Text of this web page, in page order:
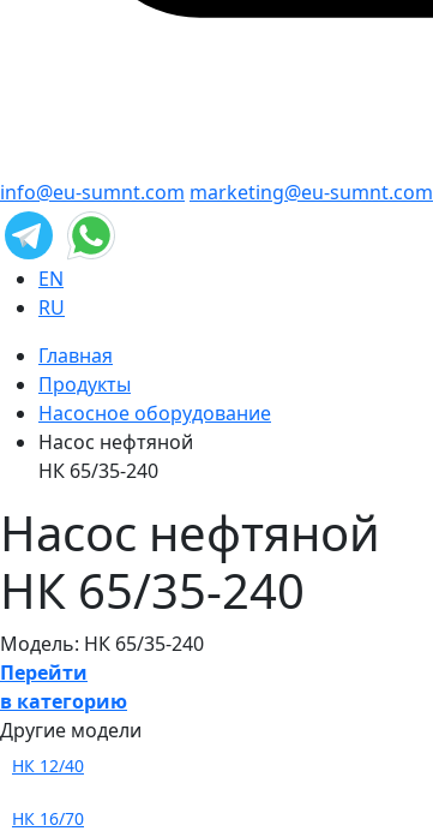
info@eu-sumnt.com marketing@eu-sumnt.com
EN
RU
Главная
Продукты
Насосное оборудование
Насос нефтяной
НК 65/35-240
Насос нефтяной
НК 65/35-240
Модель: НК 65/35-240
Перейти
в категорию
Другие модели
НК 12/40
НК 16/70